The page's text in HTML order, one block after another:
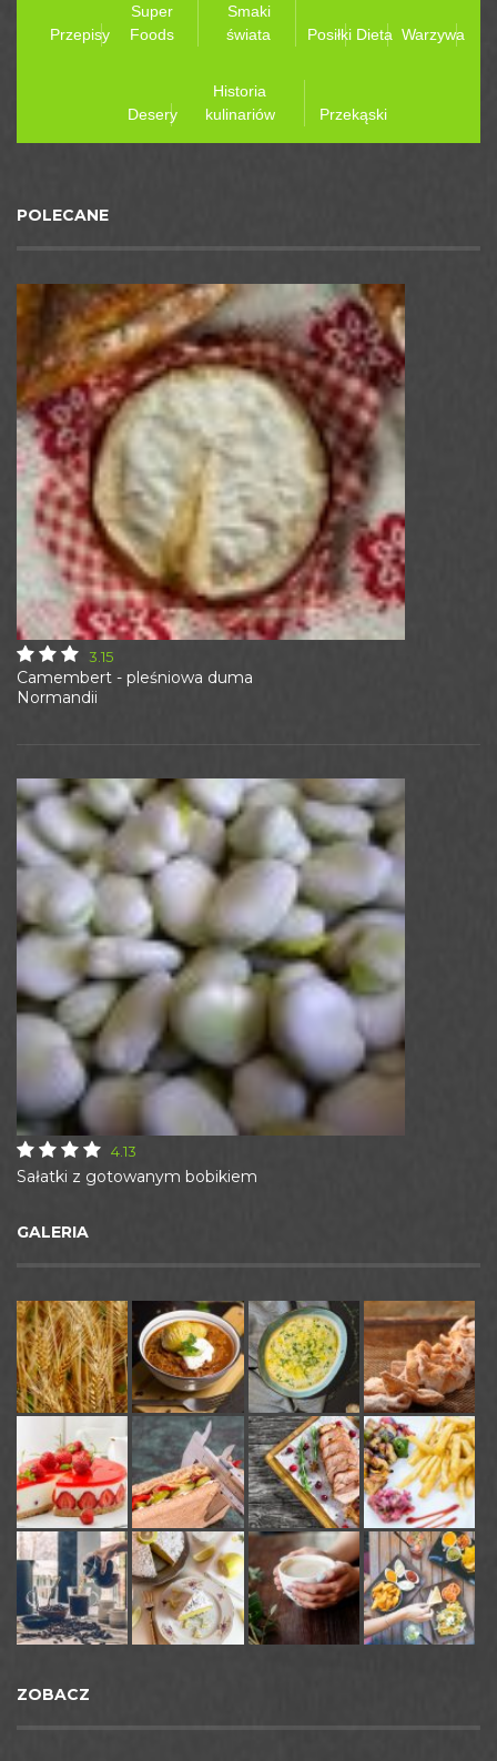
Przepisy
Super
Foods
Smaki
świata
Posiłki Dieta Warzywa
Desery
Historia
kulinariów
Przekąski
POLECANE
Camembert - pleśniowa duma
Normandii
3.15
Sałatki z gotowanym bobikiem
4.13
GALERIA
ZOBACZ